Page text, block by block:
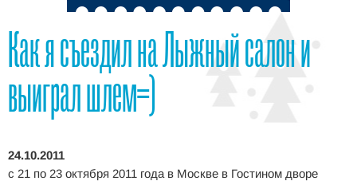
Как я съездил на Лыжный салон и
выиграл шлем=)
24.10.2011
с 21 по 23 октября 2011 года в Москве в Гостином дворе